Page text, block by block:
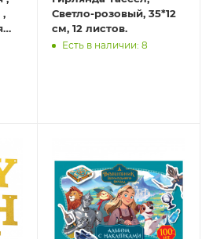
,
Светло-розовый, 35*12
см, 12 листов.
Есть в наличии: 8